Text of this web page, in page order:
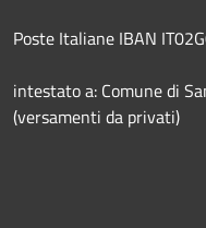
Poste Italiane IBAN
intestato a: Comune di
(versamenti da privati)